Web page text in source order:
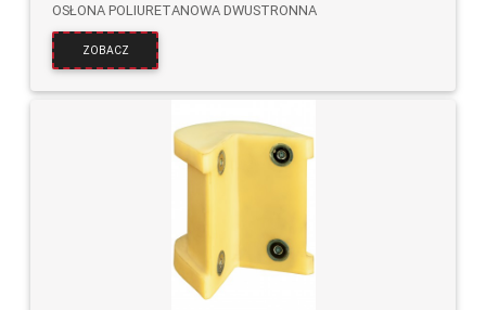
OSŁONA POLIURETANOWA DWUSTRONNA
ZOBACZ